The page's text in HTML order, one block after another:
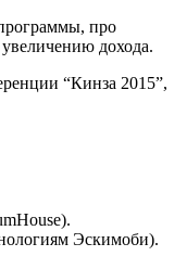
про
дохода.
“Кинза 2015”,
Эскимоби).